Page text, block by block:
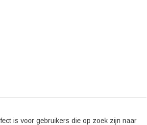
is voor gebruikers die op zoek zijn naar